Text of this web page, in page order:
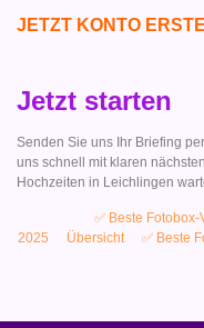
JETZT KONTO
Jetzt starten
Senden Sie uns Ihr Briefing
uns schnell mit klaren
Hochzeiten in Leichlingen
✅ Beste
2025
Übersicht
✅ Beste